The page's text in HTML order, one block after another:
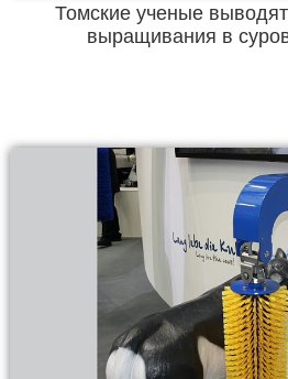
Томские ученые
выращивания в